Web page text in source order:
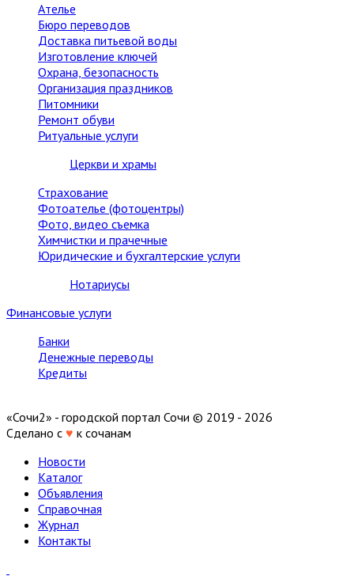
Ателье
Бюро переводов
Доставка питьевой воды
Изготовление ключей
Охрана, безопасность
Организация праздников
Питомники
Ремонт обуви
Ритуальные услуги
Церкви и храмы
Страхование
Фотоателье (фотоцентры)
Фото, видео съемка
Химчистки и прачечные
Юридические и бухгалтерские услуги
Нотариусы
Финансовые услуги
Банки
Денежные переводы
Кредиты
«Сочи2» - городской портал Сочи © 2019 - 2026
Сделано с ♥ к сочанам
Новости
Каталог
Объявления
Справочная
Журнал
Контакты